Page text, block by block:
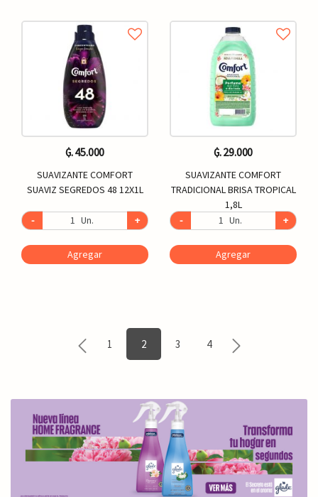
₲. 45.000
SUAVIZANTE COMFORT
SUAVIZ SEGREDOS 48 12X1L
- Un. +
Agregar
₲. 29.000
SUAVIZANTE COMFORT
TRADICIONAL BRISA TROPICAL
1,8L
-
Un. +
Agregar
1 2 3 4